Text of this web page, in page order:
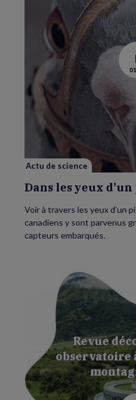
Actu de science
Dans les yeux
Voir à travers les yeux d’un
canadiens y sont parvenus
capteurs embarqués.
Revue
observatoire